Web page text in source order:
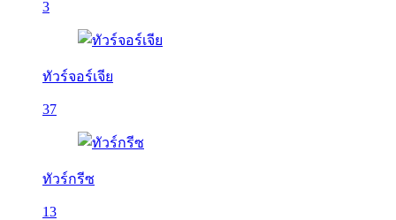
3
ทัวร์จอร์เจีย
37
ทัวร์กรีซ
13